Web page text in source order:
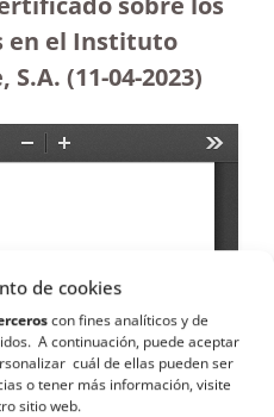
de cookies
con fines analíticos y de
A continuación, puede aceptar
cuál de ellas pueden ser
o tener más información, visite
sitio web.
en el Instituto
(11-04-2023)